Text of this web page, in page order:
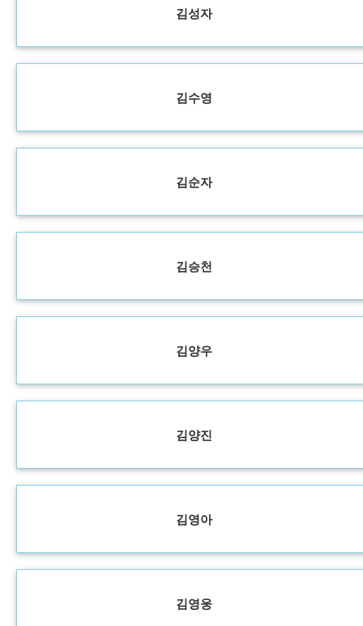
김성자
김수영
김순자
김승천
김양우
김양진
김영아
김영웅